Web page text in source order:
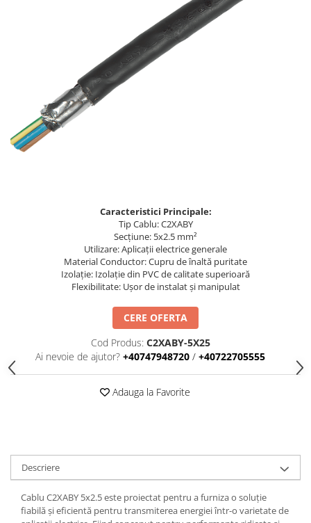
Sisteme Fotovoltaice Complete cu
Busbar Șine Conexiuni
Cabluri și accesorii
Accesorii
Cabluri
Țeavă PVC și copex
Cofrete, dulapuri și doze
Cofrete de plastic și accesorii
Coftere metalice și accesorii
Coliere de plastic
Lumini exterioare
Lămpi și componente
Senzori
Paratrasnet și Protecție la Trăsnet
Caracteristici Principale:
Tip Cablu: C2XABY
Secțiune: 5x2.5 mm²
Utilizare: Aplicații electrice generale
Material Conductor: Cupru de înaltă puritate
Izolație: Izolație din PVC de calitate superioară
Flexibilitate: Ușor de instalat și manipulat
CERE OFERTA
Cod Produs: C2XABY-5X25
Ai nevoie de ajutor? +40747948720 / +40722705555
Adauga la Favorite
Descriere
Cablu C2XABY 5x2.5 este proiectat pentru a furniza o soluție
fiabilă și eficientă pentru transmiterea energiei într-o varietate de